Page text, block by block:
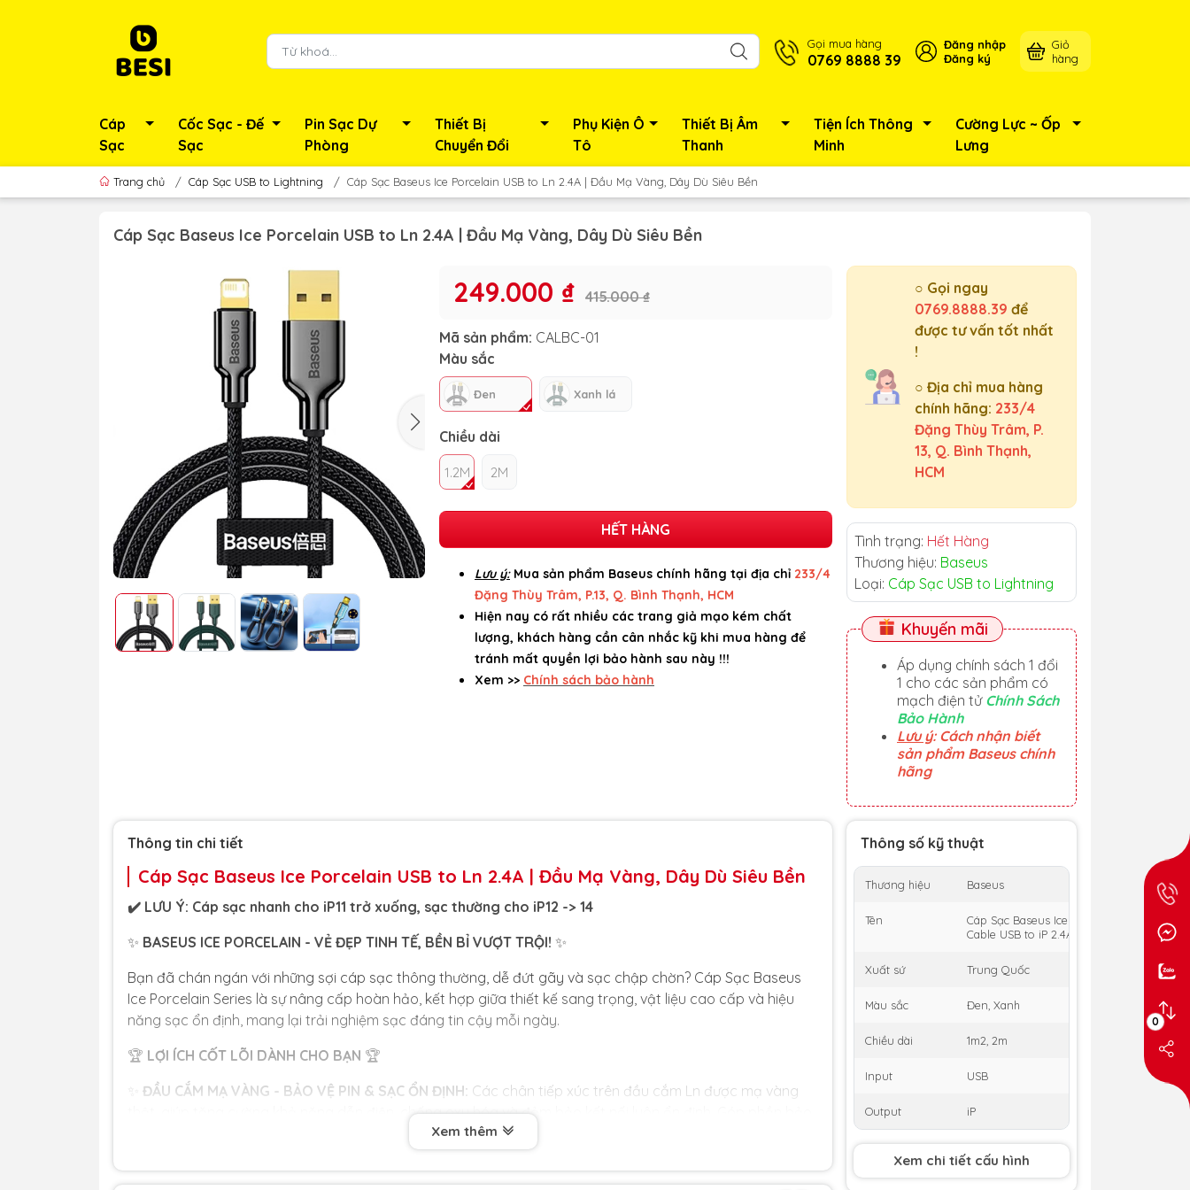
Gọi mua hàng
0769 8888 39
Đăng nhập
Đăng ký
Giỏ
hàng
Cáp
Sạc
Cốc Sạc - Đế
Sạc
Pin Sạc Dự
Phòng
Thiết Bị
Chuyển Đổi
Phụ Kiện Ô
Tô
Thiết Bị Âm
Thanh
Tiện Ích Thông
Minh
Cường Lực ~ Ốp
Lưng
Trang chủ / Cáp Sạc USB to Lightning / Cáp Sạc Baseus Ice Porcelain USB to Ln 2.4A | Đầu Mạ Vàng, Dây Dù Siêu Bền
Cáp Sạc Baseus Ice Porcelain USB to Ln 2.4A | Đầu Mạ Vàng, Dây Dù Siêu Bền
249.000 ₫ 415.000 ₫
Mã sản phẩm: CALBC-01
Màu sắc
Đen Xanh lá
Chiều dài
1.2M 2M
HẾT HÀNG
Lưu ý: Mua sản phẩm Baseus chính hãng tại địa chỉ 233/4
Đặng Thùy Trâm, P.13, Q. Bình Thạnh, HCM
Hiện nay có rất nhiều các trang giả mạo kém chất
lượng, khách hàng cần cân nhắc kỹ khi mua hàng để
tránh mất quyền lợi bảo hành sau này !!!
Xem >> Chính sách bảo hành
0
○ Gọi ngay
0769.8888.39 để
được tư vấn tốt nhất
!
○ Địa chỉ mua hàng
chính hãng: 233/4
Đặng Thùy Trâm, P.
13, Q. Bình Thạnh,
HCM
Tình trạng: Hết Hàng
Thương hiệu: Baseus
Loại: Cáp Sạc USB to Lightning
Khuyến mãi
Áp dụng chính sách 1 đổi
1 cho các sản phẩm có
mạch điện tử Chính Sách
Bảo Hành
Lưu ý: Cách nhận biết
sản phẩm Baseus chính
hãng
Thông số kỹ thuật
Thương hiệu Baseus
Tên
Cáp Sạc Baseus Ice Porcelain Series Fast
Cable USB to iP 2.4A
Xuất sứ Trung Quốc
Màu sắc Đen, Xanh
Chiều dài 1m2, 2m
Input USB
Output iP
Xem chi tiết cấu hình
Thông tin chi tiết
Cáp Sạc Baseus Ice Porcelain USB to Ln 2.4A | Đầu Mạ Vàng, Dây Dù Siêu Bền
✔️ LƯU Ý: Cáp sạc nhanh cho iP11 trở xuống, sạc thường cho iP12 -> 14
✨ BASEUS ICE PORCELAIN - VẺ ĐẸP TINH TẾ, BỀN BỈ VƯỢT TRỘI! ✨
Bạn đã chán ngán với những sợi cáp sạc thông thường, dễ đứt gãy và sạc chập chờn? Cáp Sạc Baseus
Ice Porcelain Series là sự nâng cấp hoàn hảo, kết hợp giữa thiết kế sang trọng, vật liệu cao cấp và hiệu
năng sạc ổn định, mang lại trải nghiệm sạc đáng tin cậy mỗi ngày.
🏆 LỢI ÍCH CỐT LÕI DÀNH CHO BẠN 🏆
ĐẦU CẮM MẠ VÀNG - BẢO VỆ PIN & SẠC ỔN ĐỊNH: Các chân tiếp xúc trên đầu cắm Ln được mạ vàng
thật, giúp tăng cường khả năng dẫn điện, chống oxy hóa và đảm bảo kết nối luôn ổn định. Góp phần bảo
🛡️SIÊU BỀN BỈ, CHỐNG ĐỨT GÃY:Thân cáp được bện từ các sợi dù với mật độ cao, mang lại khả năng
Xem thêm